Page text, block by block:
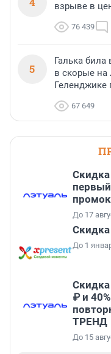
взрыве в
76 439
5
Галька
в скорые на
Геленджике
67 649
До 17
Скидка
До 1
Скидка
₽ и
ТРЕНД
До 15